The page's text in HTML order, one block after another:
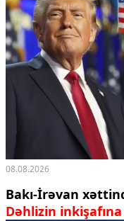
08.08.2026
Bakı-İrəvan
Dəhlizin